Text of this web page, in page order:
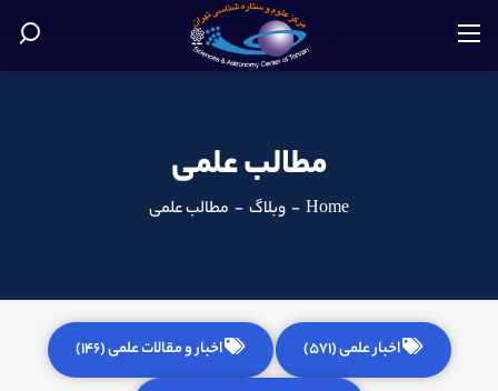
مطالب علمی
Home
- وبلاگ - مطالب علمی
اخبار علمی (571) اخبار و مقالات علمی (146)